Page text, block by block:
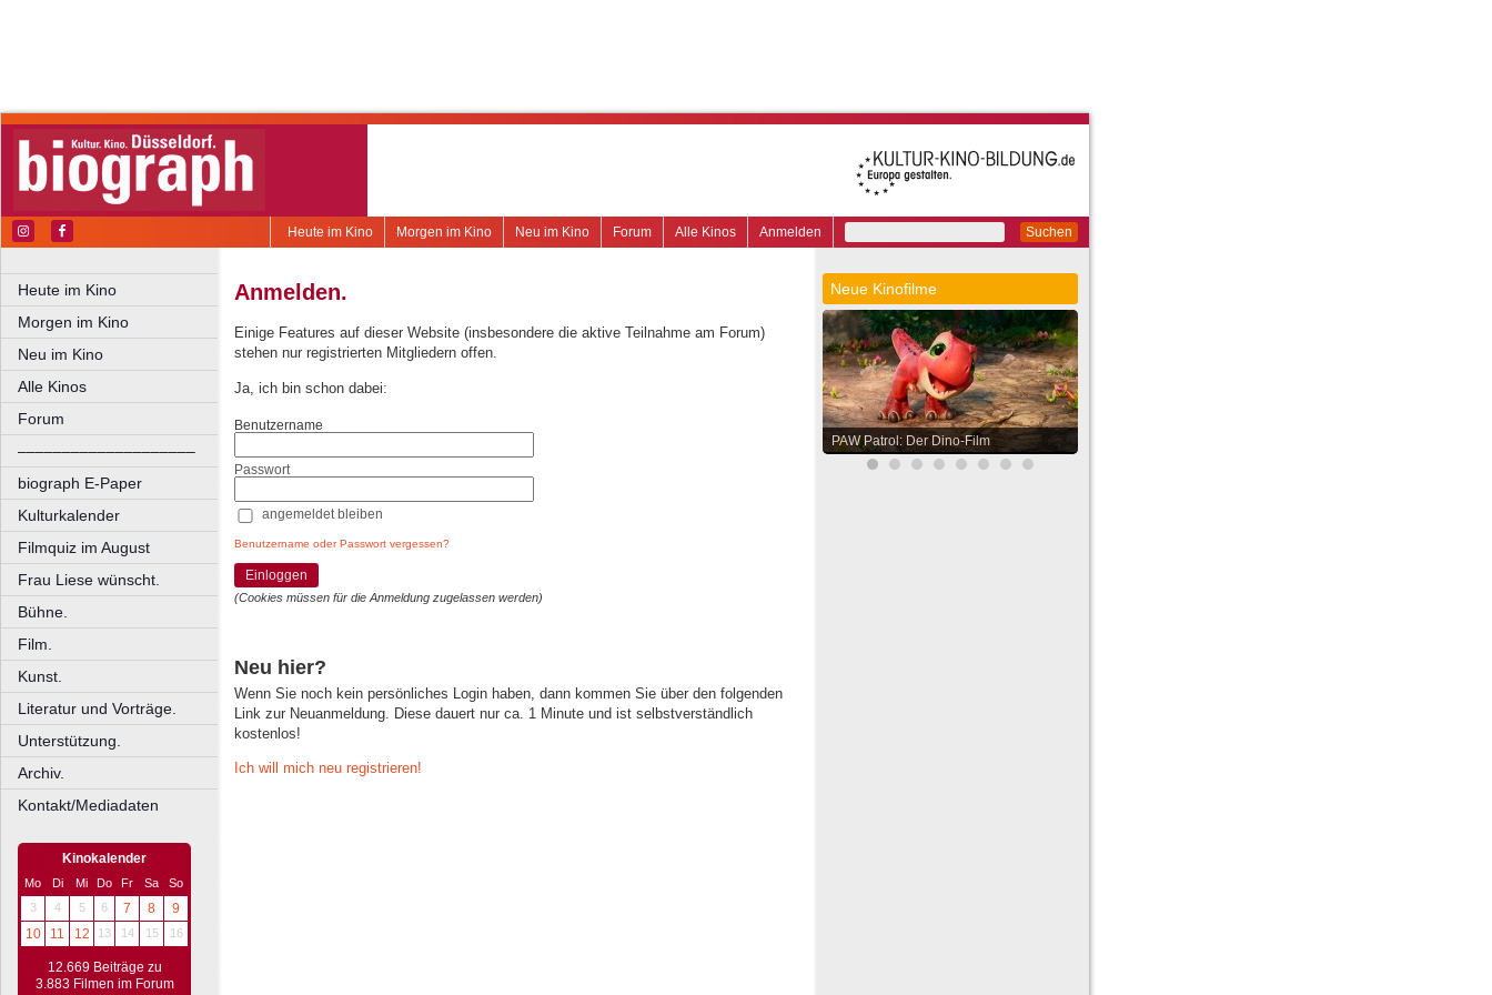
Suchen
Anmelden
Alle Kinos
Forum
Neu im Kino
Morgen im Kino
Heute im Kino
Heute im Kino
Morgen im Kino
Neu im Kino
Alle Kinos
Forum
––––––––––––––––––––
biograph E-Paper
Kulturkalender
Filmquiz im August
Frau Liese wünscht.
Bühne.
Film.
Kunst.
Literatur und Vorträge.
Unterstützung.
Archiv.
Kontakt/Mediadaten
Kinokalender
Mo Di Mi Do Fr Sa
So
3
4 5 6 7 8
9
10
11 12 13 14 15 16
12.669 Beiträge zu
3.883 Filmen im Forum
Anmelden.
Einige Features auf dieser Website (insbesondere die aktive Teilnahme am Forum)
stehen nur registrierten Mitgliedern offen.
Ja, ich bin schon dabei:
Benutzername
Passwort
angemeldet bleiben
Benutzername oder Passwort vergessen?
Einloggen
(Cookies müssen für die Anmeldung zugelassen werden)
Neu hier?
Wenn Sie noch kein persönliches Login haben, dann kommen Sie über den folgenden
Link zur Neuanmeldung. Diese dauert nur ca. 1 Minute und ist selbstverständlich
kostenlos!
Ich will mich neu registrieren!
Neue Kinofilme
PAW Patrol: Der Dino-Film